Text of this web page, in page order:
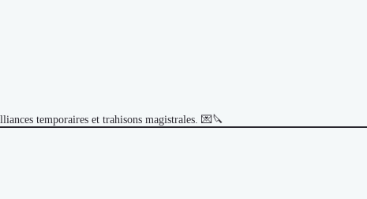
temporaires et trahisons magistrales. 💌🔪